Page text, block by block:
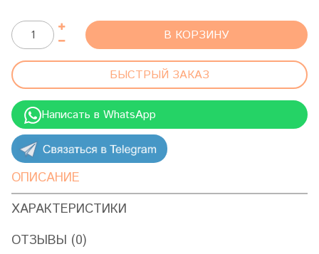
В КОРЗИНУ
БЫСТРЫЙ ЗАКАЗ
Написать в WhatsApp
ОПИСАНИЕ
ХАРАКТЕРИСТИКИ
ОТЗЫВЫ (0)